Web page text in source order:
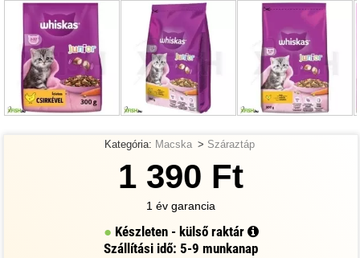
Kategória: Macska > Száraztáp
1 390 Ft
1 év garancia
Készleten - külső raktár
Szállítási idő: 5-9 munkanap